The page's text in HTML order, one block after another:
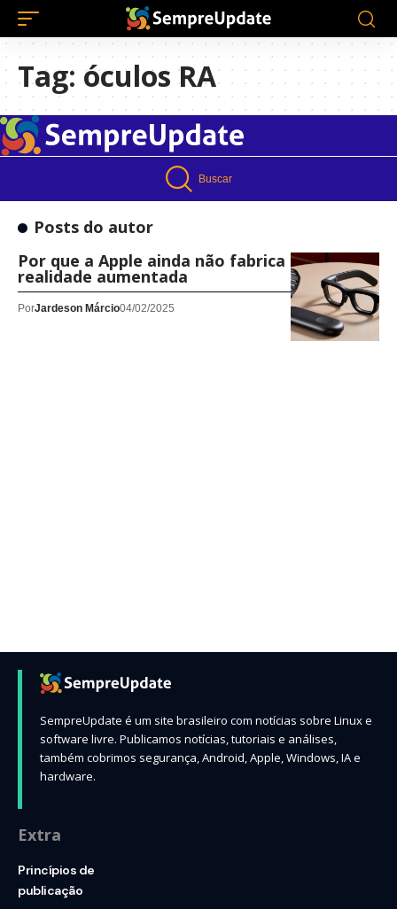
Tag: óculos RA
Buscar
Posts do autor
Por que a Apple ainda não fabrica óculos de
realidade aumentada
PorJardeson Márcio04/02/2025
SempreUpdate é um site brasileiro com notícias sobre Linux e
software livre. Publicamos notícias, tutoriais e análises,
também cobrimos segurança, Android, Apple, Windows, IA e
hardware.
Extra
Princípios de
publicação